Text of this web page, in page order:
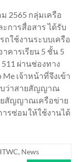
2565 กลุ่มเครือ
การสื่อสาร ได้รับ
ใช้งานระบบเครือ
คารเรียน 5 ชั้น 5
ผ่านช่องทาง
Me เจ้าหน้าที่จึงเข้า
บว่าสายสัญญาณ
สัญญาณเครือข่าย
ารซ่อมให้ใช้งานได้
, News